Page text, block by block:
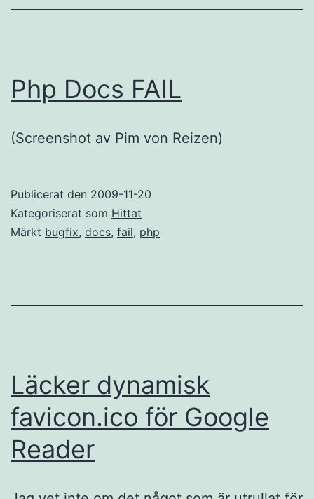
Php Docs FAIL
(Screenshot av Pim von Reizen)
Publicerat den 2009-11-20
Kategoriserat som Hittat
Märkt bugfix, docs, fail, php
Läcker dynamisk
favicon.ico för Google
Reader